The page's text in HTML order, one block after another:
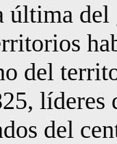
última del
del
líderes
del